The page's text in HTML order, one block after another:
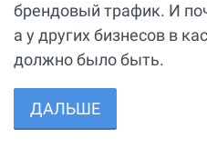
брендовый трафик. И
а у других бизнесов в
должно было быть.
ДАЛЬШЕ